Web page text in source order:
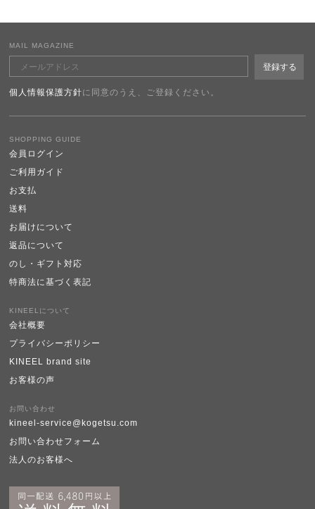
SHOPPING GUIDE
会員ログイン
ご利用ガイド
お支払
送料
お届けについて
返品について
のし・ギフト対応
特商法に基づく表記
KINEELについて
会社概要
プライバシーポリシー
KINEEL brand site
お客様の声
お問い合わせ
kineel-service@kogetsu.com
お問い合わせフォーム
法人のお客様へ
MAIL MAGAZINE
個人情報保護方針に同意のうえ、ご登録ください。